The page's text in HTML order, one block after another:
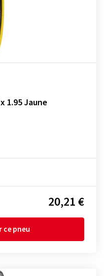
1.95 Jaune
20,21 €
pneu